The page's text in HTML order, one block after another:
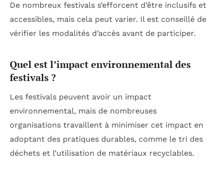
De nombreux festivals s’efforcent d’être inclusifs et
accessibles, mais cela peut varier. Il est conseillé de
vérifier les modalités d’accès avant de participer.
Quel est l’impact environnemental des
festivals ?
Les festivals peuvent avoir un impact
environnemental, mais de nombreuses
organisations travaillent à minimiser cet impact en
adoptant des pratiques durables, comme le tri des
déchets et l’utilisation de matériaux recyclables.